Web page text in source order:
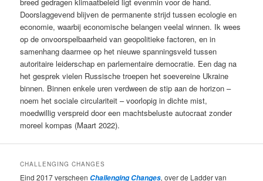
Doorslaggevend blijven de permanente strijd tussen ecologie en
economie, waarbij economische belangen veelal winnen. Ik wees
op de onvoorspelbaarheid van geopolitieke factoren, en in
samenhang daarmee op het nieuwe spanningsveld tussen
autoritaire leiderschap en parlementaire democratie. Een dag na
het gesprek vielen Russische troepen het soevereine Ukraine
binnen. Binnen enkele uren verdween de stip aan de horizon –
noem het sociale circulariteit – voorlopig in dichte mist,
moedwillig verspreid door een machtsbeluste autocraat zonder
moreel kompas (Maart 2022).
CHALLENGING CHANGES
Eind 2017 verscheen Challenging Changes, over de Ladder van